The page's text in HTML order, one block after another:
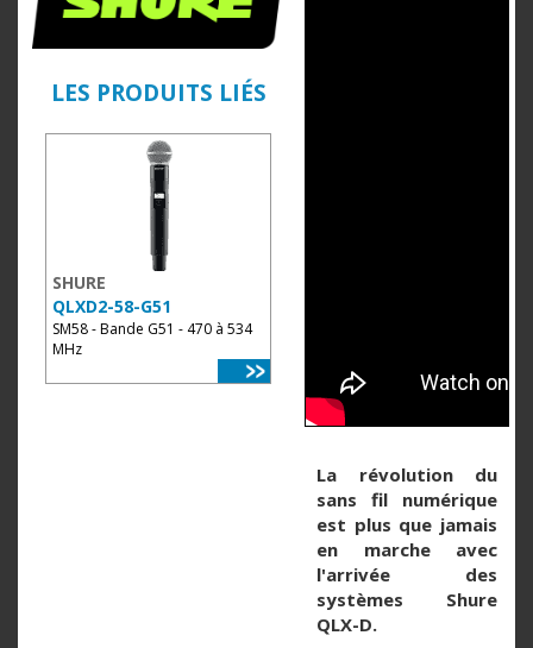
LES PRODUITS LIÉS
SHURE
QLXD2-58-G51
SM58 - Bande G51 - 470 à 534
MHz
La révolution du
sans fil numérique
est plus que jamais
en marche avec
l'arrivée des
systèmes Shure
QLX-D.